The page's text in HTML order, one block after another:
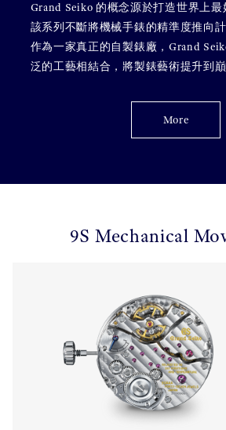
Grand Seiko 的概念源於打造世界上最
該系列不斷將機械手錶的精準度推向計
作為一家真正的自製錶廠，Grand
泛的工藝相結合，將製錶藝術提升到巔
More
9S Mechanical